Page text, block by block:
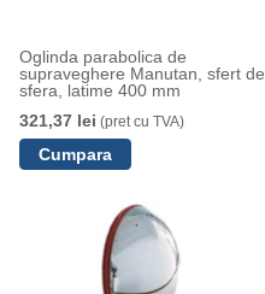
Oglinda parabolica de
supraveghere Manutan, sfert de
sfera, latime 400 mm
321,37 lei (pret cu TVA)